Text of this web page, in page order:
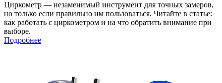
Циркометр — незаменимый инструмент для точных замеров,
но только если правильно им пользоваться. Читайте в статье:
как работать с циркометром и на что обратить внимание при
выборе.
Подробнее